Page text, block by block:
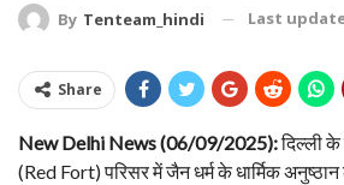
By Tenteam_hindi Last
Share
New Delhi News (06/09/2025):दिल्ली
(Red Fort) परिसर में जैन धर्म के धार्मिक अनुष्ठान